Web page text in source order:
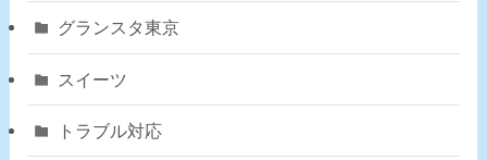
グランスタ東京
スイーツ
トラブル対応